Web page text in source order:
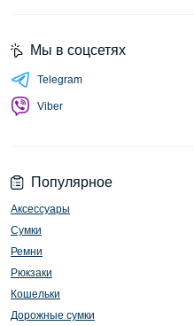
Популярное
Аксессуары
Сумки
Ремни
Рюкзаки
Кошельки
Дорожные сумки
Мы в соцсетях
Telegram
Viber